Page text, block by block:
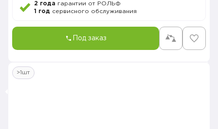
2 года гарантии от РОЛЬФ
1 год сервисного обслуживания
Под заказ
>1шт